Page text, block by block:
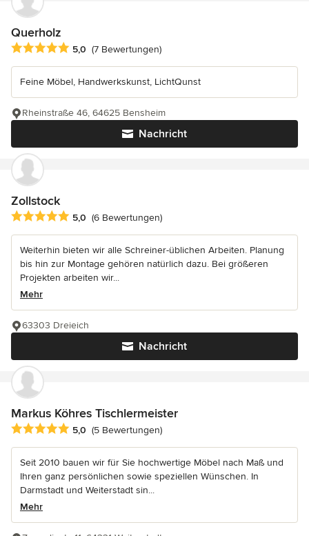
Querholz
Durchschnittliche Bewertung: 5 von 5 Sternen
5,0 (7 Bewertungen)
Feine Möbel, Handwerkskunst, LichtQunst
Nachricht
Rheinstraße 46, 64625 Bensheim
Zollstock
Durchschnittliche Bewertung: 5 von 5 Sternen
5,0 (6 Bewertungen)
Weiterhin bieten wir alle Schreiner-üblichen Arbeiten. Planung
bis hin zur Montage gehören natürlich dazu. Bei größeren
Projekten arbeiten wir...
Mehr
Nachricht
63303 Dreieich
Markus Köhres Tischlermeister
Durchschnittliche Bewertung: 5 von 5 Sternen
5,0 (5 Bewertungen)
Seit 2010 bauen wir für Sie hochwertige Möbel nach Maß und
Ihren ganz persönlichen sowie speziellen Wünschen. In
Darmstadt und Weiterstadt sin...
Mehr